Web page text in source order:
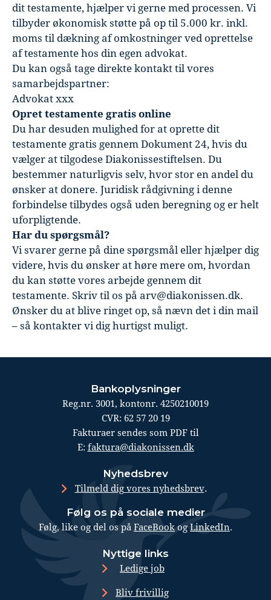
dit testamente, hjælper vi gerne med processen. Vi
tilbyder økonomisk støtte på op til 5.000 kr. inkl.
moms til dækning af omkostninger ved oprettelse
af testamente hos din egen advokat.
Du kan også tage direkte kontakt til vores
samarbejdspartner:
Advokat xxx
Opret testamente gratis online
Du har desuden mulighed for at oprette dit
testamente gratis gennem Dokument 24, hvis du
vælger at tilgodese Diakonissestiftelsen. Du
bestemmer naturligvis selv, hvor stor en andel du
ønsker at donere. Juridisk rådgivning i denne
forbindelse tilbydes også uden beregning og er helt
uforpligtende.
Har du spørgsmål?
Vi svarer gerne på dine spørgsmål eller hjælper dig
videre, hvis du ønsker at høre mere om, hvordan
du kan støtte vores arbejde gennem dit
testamente. Skriv til os på arv@diakonissen.dk.
Ønsker du at blive ringet op, så nævn det i din mail
– så kontakter vi dig hurtigst muligt.
Nyttige links
Ledige job
Bliv frivillig
Nyhedsbrev
Tilmeld dig vores nyhedsbrev.
Følg os på sociale medier
Følg, like og del os på FaceBookogLinkedIn.
Bankoplysninger
Reg.nr. 3001, kontonr. 4250210019
CVR: 62 57 20 19
Fakturaer sendes som PDF til
E: faktura@diakonissen.dk